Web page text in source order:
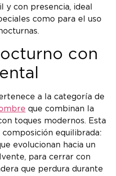
y con presencia, ideal
como para el uso
con
a la categoría de
que combinan la
toques modernos. Esta
equilibrada:
evolucionan hacia un
para cerrar con
que perdura durante